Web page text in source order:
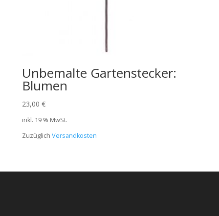
Unbemalte Gartenstecker:
Blumen
23,00 €
inkl. 19 % MwSt.
Zuzüglich Versandkosten